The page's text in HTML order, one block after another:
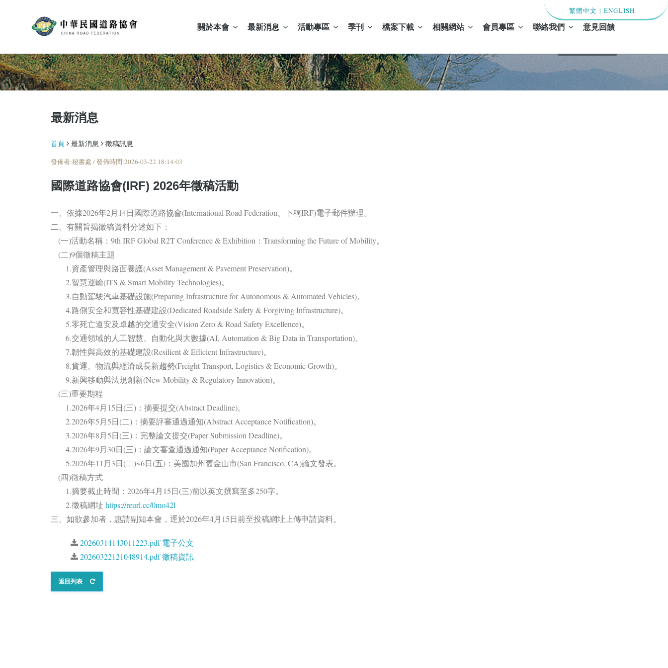
繁體中文 | ENGLISH
關於本會
最新消息 活動專區 季刊 檔案下載 相關網站 會員專區 聯絡我們 意見回饋
最新消息
首頁 最新消息 徵稿訊息
發佈者:秘書處 / 發佈時間:2026-03-22 18:14:03
國際道路協會(IRF) 2026年徵稿活動
一、依據2026年2月14日國際道路協會(International Road Federation、下稱IRF)電子郵件辦理。
二、有關旨揭徵稿資料分述如下：
(一)活動名稱：9th IRF Global R2T Conference & Exhibition：Transforming the Future of Mobility。
(二)9個徵稿主題
1.資產管理與路面養護(Asset Management & Pavement Preservation)。
2.智慧運輸(ITS & Smart Mobility Technologies)。
3.自動駕駛汽車基礎設施(Preparing Infrastructure for Autonomous & Automated Vehicles)。
4.路側安全和寬容性基礎建設(Dedicated Roadside Safety & Forgiving Infrastructure)。
5.零死亡道安及卓越的交通安全(Vision Zero & Road Safety Excellence)。
6.交通領域的人工智慧、自動化與大數據(AI, Automation & Big Data in Transportation)。
7.韌性與高效的基礎建設(Resilient & Efficient Infrastructure)。
8.貨運、物流與經濟成長新趨勢(Freight Transport, Logistics & Economic Growth)。
9.新興移動與法規創新(New Mobility & Regulatory Innovation)。
(三)重要期程
1.2026年4月15日(三)：摘要提交(Abstract Deadline)。
2.2026年5月5日(二)：摘要評審通過通知(Abstract Acceptance Notification)。
3.2026年8月5日(三)：完整論文提交(Paper Submission Deadline)。
4.2026年9月30日(三)：論文審查通過通知(Paper Acceptance Notification)。
5.2026年11月3日(二)~6日(五)：美國加州舊金山市(San Francisco, CA)論文發表。
(四)徵稿方式
1.摘要截止時間：2026年4月15日(三)前以英文撰寫至多250字。
2.徵稿網址 https://reurl.cc/0mo42l
三、如欲參加者，惠請副知本會，逕於2026年4月15日前至投稿網址上傳申請資料。
20260314143011223.pdf 電子公文
20260322121048914.pdf 徵稿資訊
返回列表